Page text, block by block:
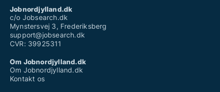
Jobnordjylland.dk
c/o Jobsearch.dk
Mynstersvej 3, Frederiksberg
support@jobsearch.dk
CVR: 39925311
Om Jobnordjylland.dk
Om Jobnordjylland.dk
Kontakt os